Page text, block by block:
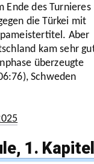
Ende des Turnieres
die Türkei mit
Aber
kam sehr
über­zeugte
:76), Schweden
1. Kapitel